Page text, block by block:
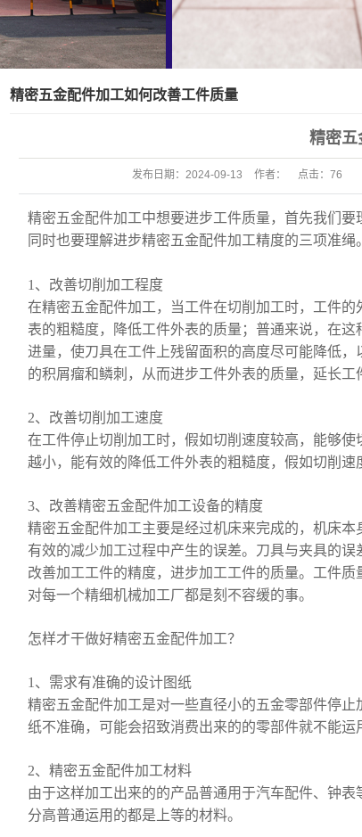
精密五金配件加工如何改善工件质量
精密五
发布日期： 2024-09-13 作者： 点击： 76
精密五金配件加工中想要进步工件质量，首先我们
同时也要理解进步精密五金配件加工精度的三项准绳。
1、改善切削加工程度
在精密五金配件加工，当工件在切削加工时，工件
表的粗糙度，降低工件外表的质量；普通来说，在
进量，使刀具在工件上残留面积的高度尽可能降低
的积屑瘤和鳞刺，从而进步工件外表的质量，延长工
2、改善切削加工速度
在工件停止切削加工时，假如切削速度较高，能够
越小，能有效的降低工件外表的粗糙度，假如切削
3、改善精密五金配件加工设备的精度
精密五金配件加工主要是经过机床来完成的，机床
有效的减少加工过程中产生的误差。刀具与夹具的
改善加工工件的精度，进步加工工件的质量。工件
对每一个精细机械加工厂都是刻不容缓的事。
怎样才干做好精密五金配件加工？
1、需求有准确的设计图纸
精密五金配件加工是对一些直径小的五金零部件停
纸不准确，可能会招致消费出来的的零部件就不能运
2、精密五金配件加工材料
由于这样加工出来的的产品普通用于汽车配件、钟
分高普通运用的都是上等的材料。